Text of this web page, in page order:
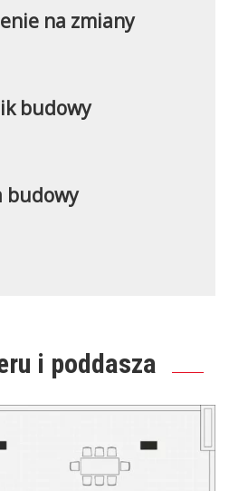
na zmiany
budowy
budowy
i poddasza